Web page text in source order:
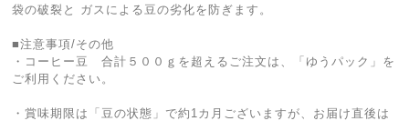
袋の破裂と ガスによる豆の劣化を防ぎます。
■注意事項/その他
・コーヒー豆 合計５００ｇを超えるご注文は、「ゆうパック」を
ご利用ください。
・賞味期限は「豆の状態」で約1カ月ございますが、お届け直後は